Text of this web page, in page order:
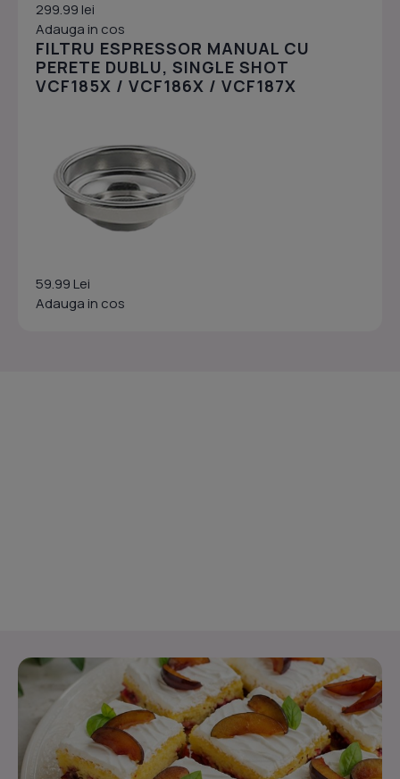
299.99 lei
Adauga in cos
FILTRU ESPRESSOR MANUAL CU
PERETE DUBLU, SINGLE SHOT
VCF185X / VCF186X / VCF187X
59.99 Lei
Adauga in cos